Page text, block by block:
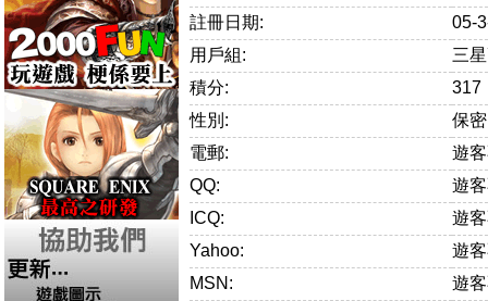
註冊日期:
05-
用戶組:
三
積分:
317
性別:
保密
電郵:
遊
QQ:
遊
ICQ:
遊
Yahoo:
遊
MSN:
遊